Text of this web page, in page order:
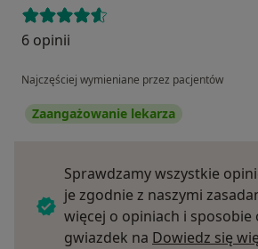
6 opinii
Najczęściej wymieniane przez pacjentów
Zaangażowanie lekarza
Sprawdzamy wszystkie
je zgodnie z naszymi
więcej o opiniach i sposobie
gwiazdek na Dowiedz się